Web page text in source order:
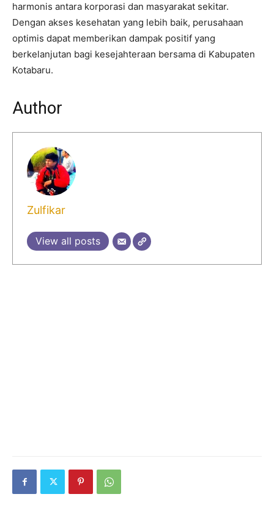
harmonis antara korporasi dan masyarakat sekitar.
Dengan akses kesehatan yang lebih baik, perusahaan
optimis dapat memberikan dampak positif yang
berkelanjutan bagi kesejahteraan bersama di Kabupaten
Kotabaru.
Author
Zulfikar
View all posts